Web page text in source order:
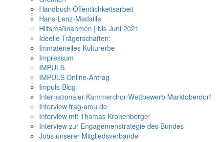
Handbuch Öffentlichkeitsarbeit
Hans-Lenz-Medaille
Hilfsmaßnahmen | bis Juni 2021
Ideelle Trägerschaften:
Immaterielles Kulturerbe
Impressum
IMPULS
IMPULS Online-Antrag
Impuls-Blog
Internationaler Kammerchor-Wettbewerb Marktoberdorf
Interview frag-amu.de
Interview mit Thomas Kronenberger
Interview zur Engagemenstrategie des Bundes
Jobs unserer Mitgliedsverbände